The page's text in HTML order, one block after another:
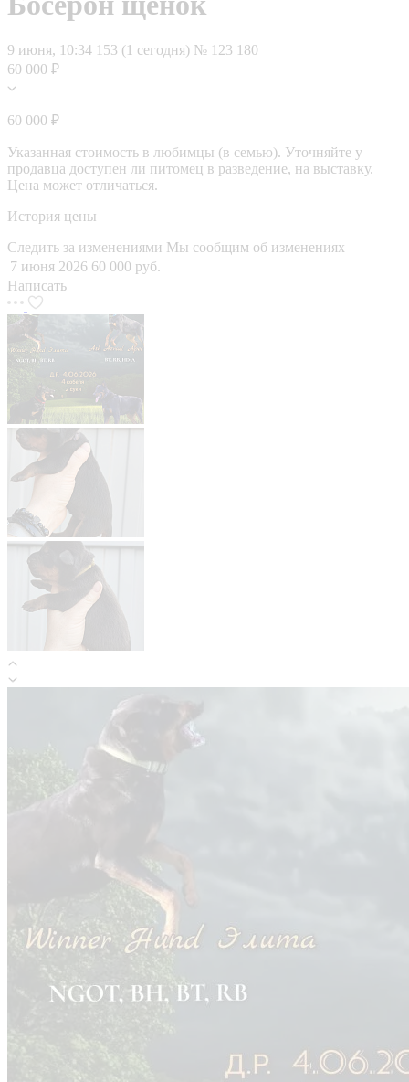
9 июня, 10:34 153 (1 сегодня) № 123 180
60 000 ₽
60 000 ₽
Указанная стоимость в любимцы (в семью). Уточняйте у
продавца доступен ли питомец в разведение, на выставку.
Цена может отличаться.
История цены
Следить за изменениями Мы сообщим об изменениях
7 июня 2026 60 000 руб.
Написать